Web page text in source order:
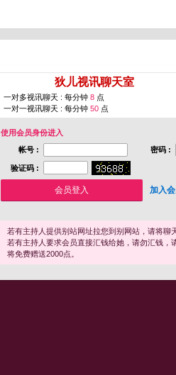
狄儿视讯聊天室
一对多视讯聊天 : 每分钟 8 点
一对一视讯聊天 : 每分钟 50 点
使用会员身份进入
帐号 :
密码 :
验证码 :
加入
若有主持人提供别站网址拉您到别网站，请将聊
若有主持人要求会员直接汇钱给她，请勿汇钱
将免费赠送2000点。